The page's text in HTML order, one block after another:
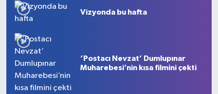
Vizyonda bu hafta
’Postacı Nevzat’ Dumlupınar
Muharebesi’nin kısa filmini çekti